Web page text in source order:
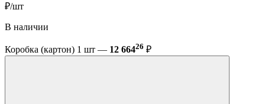
₽/шт
В наличии
Коробка (картон) 1 шт — 12 66426 ₽